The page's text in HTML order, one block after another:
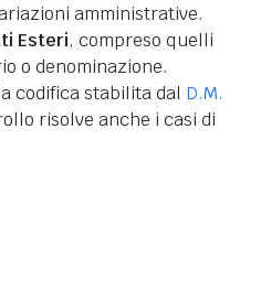
amministrative.
Esteri, compreso quelli
o denominazione.
codifica stabilita dal D.M.
risolve anche i casi di